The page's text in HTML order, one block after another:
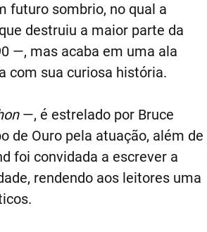
futuro sombrio, no qual a
destruiu a maior parte da
—, mas acaba em uma ala
com sua curiosa história.
—, é estrelado por Bruce
de Ouro pela atuação, além de
foi convidada a escrever a
rendendo aos leitores uma